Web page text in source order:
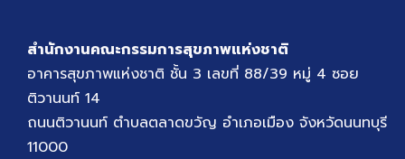
สำนักงานคณะกรรมการสุขภาพแห่งชาติ
อาคารสุขภาพแห่งชาติ ชั้น 3 เลขที่ 88/39 หมู่ 4 ซอย
ติวานนท์ 14
ถนนติวานนท์ ตำบลตลาดขวัญ อำเภอเมือง จังหวัดนนทบุรี
11000